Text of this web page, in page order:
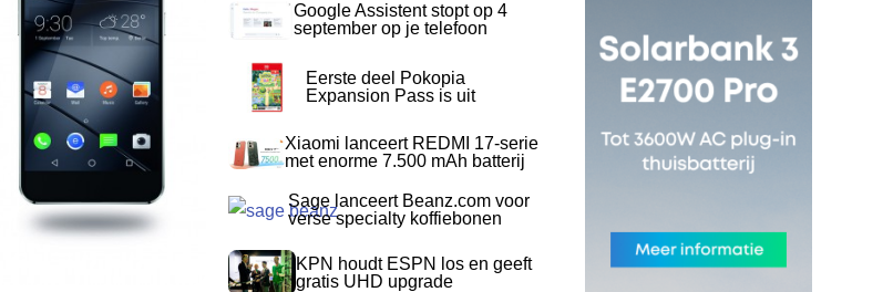
Google Assistent stopt op 4
september op je telefoon
Eerste deel Pokopia
Expansion Pass is uit
Xiaomi lanceert REDMI 17-serie
met enorme 7.500 mAh batterij
Sage lanceert Beanz.com voor
verse specialty koffiebonen
KPN houdt ESPN los en geeft
gratis UHD upgrade